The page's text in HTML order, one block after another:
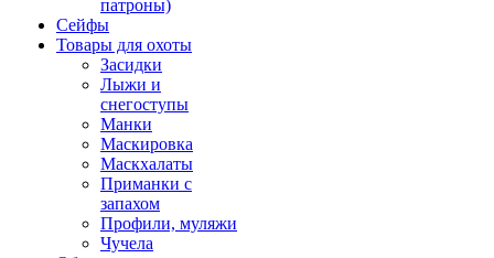
патроны)
Сейфы
Товары для охоты
Засидки
Лыжи и
снегоступы
Манки
Маскировка
Маскхалаты
Приманки с
запахом
Профили, муляжи
Чучела